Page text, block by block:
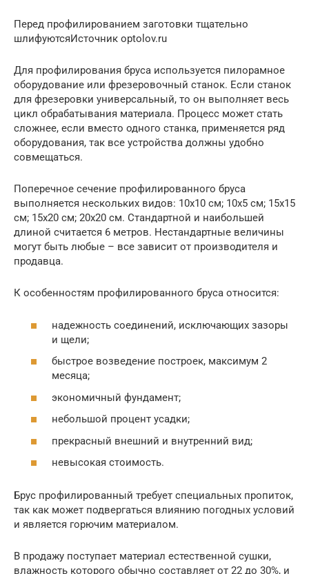
Перед профилированием заготовки тщательно
шлифуютсяИсточник optolov.ru
Для профилирования бруса используется пилорамное
оборудование или фрезеровочный станок. Если станок
для фрезеровки универсальный, то он выполняет весь
цикл обрабатывания материала. Процесс может стать
сложнее, если вместо одного станка, применяется ряд
оборудования, так все устройства должны удобно
совмещаться.
Поперечное сечение профилированного бруса
выполняется нескольких видов: 10х10 см; 10х5 см; 15х15
см; 15х20 см; 20х20 см. Стандартной и наибольшей
длиной считается 6 метров. Нестандартные величины
могут быть любые – все зависит от производителя и
продавца.
К особенностям профилированного бруса относится:
надежность соединений, исключающих зазоры
и щели;
быстрое возведение построек, максимум 2
месяца;
экономичный фундамент;
небольшой процент усадки;
прекрасный внешний и внутренний вид;
невысокая стоимость.
Брус профилированный требует специальных пропиток,
так как может подвергаться влиянию погодных условий
и является горючим материалом.
В продажу поступает материал естественной сушки,
влажность которого обычно составляет от 22 до 30%, и